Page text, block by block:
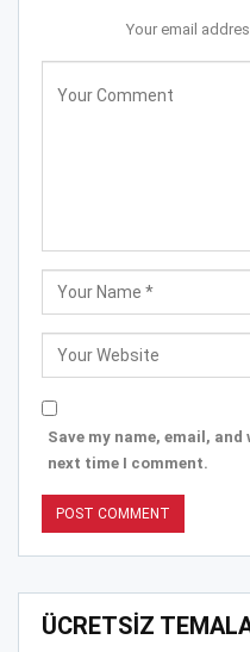
Your email
Save my name, email,
next time I comment.
ÜCRETSİZ